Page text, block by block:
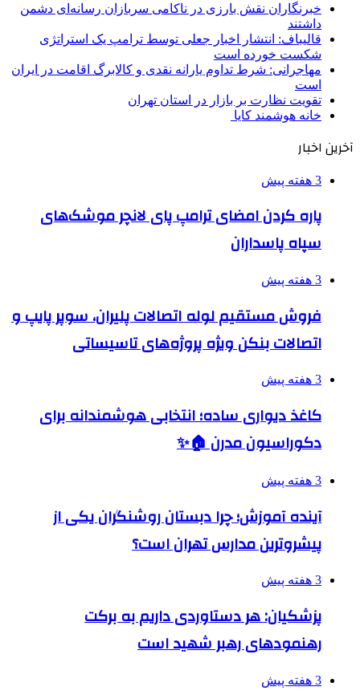
خبرنگاران نقش بارزی در ناکامی سربازان رسانه‌ای دشمن
داشتند
قالیباف: انتشار اخبار جعلی توسط ترامپ یک استراتژی
شکست خورده است
مهاجرانی: شرط تداوم یارانه نقدی و کالابرگ اقامت در ایران
است
تقویت نظارت بر بازار در استان تهران
خانه هوشمند کایا
آخرین اخبار
3 هفته پیش
پاره کردن امضای ترامپ پای لانچر موشک‌های
سپاه پاسداران
3 هفته پیش
فروش مستقیم لوله اتصالات پلیران، سوپر پایپ و
اتصالات بنکن ویژه پروژه‌های تاسیساتی
3 هفته پیش
کاغذ دیواری ساده؛ انتخابی هوشمندانه برای
دکوراسیون مدرن 🏠✨
3 هفته پیش
آینده آموزش؛ چرا دبستان روشنگران یکی از
پیشروترین مدارس تهران است؟
3 هفته پیش
پزشکیان: هر دستاوردی داریم به برکت
رهنمودهای رهبر شهید است
3 هفته پیش